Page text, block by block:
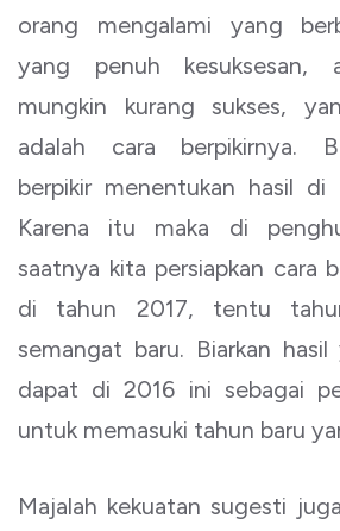
orang mengalami yang
yang penuh kesuksesan,
mungkin kurang sukses,
adalah cara berpikirnya.
berpikir menentukan hasil di
Karena itu maka di
saatnya kita persiapkan cara
di tahun 2017, tentu
semangat baru. Biarkan
dapat di 2016 ini sebagai
untuk memasuki tahun baru
Majalah kekuatan sugesti